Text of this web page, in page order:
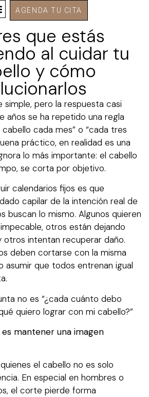
AGENDA TU CITA
que estás
al cuidar tu
y cómo
simple, pero la respuesta casi
años se ha repetido una regla
cada mes” o “cada tres
práctico, en realidad es una
lo más importante: el cabello
se corta por objetivo.
calendarios fijos es que
capilar de la intención real de
buscan lo mismo. Algunos quieren
otros están dejando
otros intentan recuperar daño.
deben cortarse con la misma
asumir que todos entrenan igual
no es “¿cada cuánto debo
quiero lograr con mi cabello?”
mantener una imagen
el cabello no es solo
En especial en hombres o
el corte pierde forma